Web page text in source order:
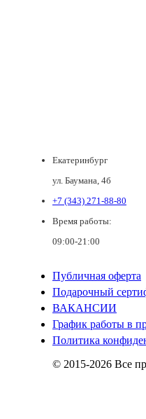
Екатеринбург
ул. Баумана, 4б
+7 (343) 271-88-80
Время работы:
09:00-21:00
Публичная оферта
Подарочный
ВАКАНСИИ
График работы в
Политика
© 2015-2026 Все